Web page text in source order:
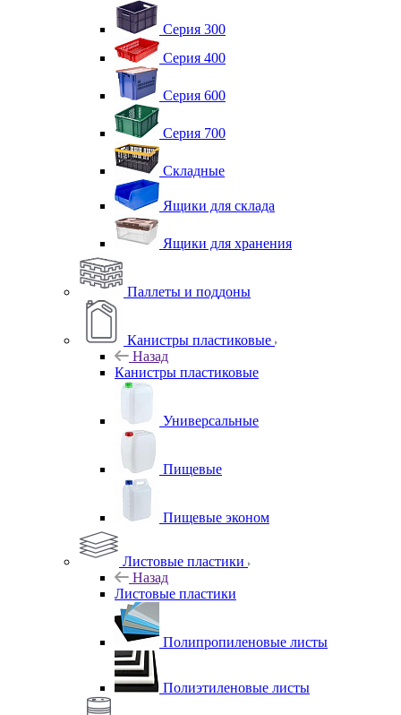
Серия 300
Серия 400
Серия 600
Серия 700
Складные
Ящики для склада
Ящики для хранения
Паллеты и поддоны
Канистры пластиковые
Назад
Канистры пластиковые
Универсальные
Пищевые
Пищевые эконом
Листовые пластики
Назад
Листовые пластики
Полипропиленовые листы
Полиэтиленовые листы